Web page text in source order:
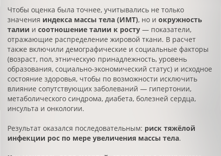
Чтобы оценка была точнее, учитывались не только
значения индекса массы тела (ИМТ), но и окружность
талии и соотношение талии к росту — показатели,
отражающие распределение жировой ткани. В расчет
также включили демографические и социальные факторы
(возраст, пол, этническую принадлежность, уровень
образования, социально-экономический статус) и исходное
состояние здоровья, чтобы по возможности исключить
влияние сопутствующих заболеваний — гипертонии,
метаболического синдрома, диабета, болезней сердца,
инсульта и онкологии.
Результат оказался последовательным: риск тяжёлой
инфекции рос по мере увеличения массы тела.